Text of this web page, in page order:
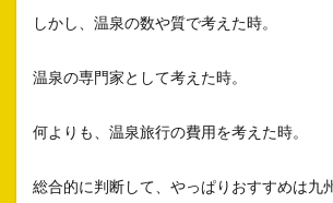
しかし、温泉の数や質で考えた時。
温泉の専門家として考えた時。
何よりも、温泉旅行の費用を考えた時。
総合的に判断して、やっぱりおすすめは九